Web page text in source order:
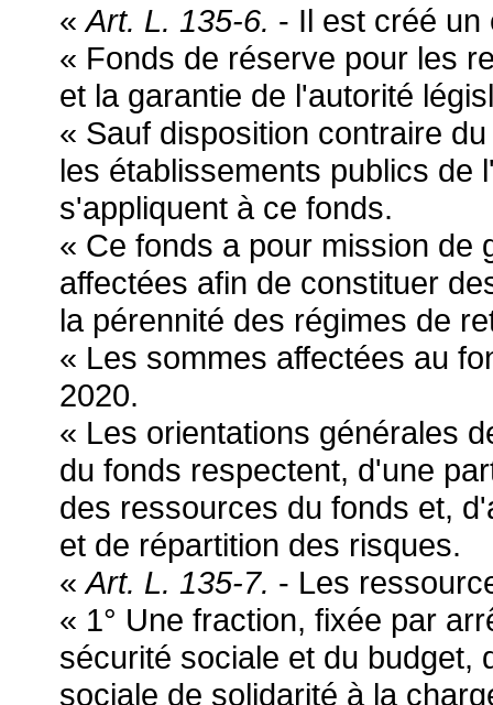
«Art. L. 135-6. - Il est créé un
« Fonds de réserve pour les
et la garantie de l'autorité
« Sauf disposition contraire
les établissements publics de
s'appliquent à ce fonds.
« Ce fonds a pour mission de
affectées afin de constituer
la pérennité des régimes de
« Les sommes affectées au
2020.
« Les orientations générales
du fonds respectent, d'une
des ressources du fonds et,
et de répartition des risques.
«Art. L. 135-7. - Les
« 1° Une fraction, fixée par
sécurité sociale et du budget,
sociale de solidarité à la